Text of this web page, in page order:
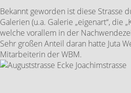
Bekannt geworden ist diese Strasse
Galerien (u.a. Galerie „eigenart“, die
welche vorallem in der
Sehr großen Anteil daran hatte Juta
Mitarbeiterin der WBM.